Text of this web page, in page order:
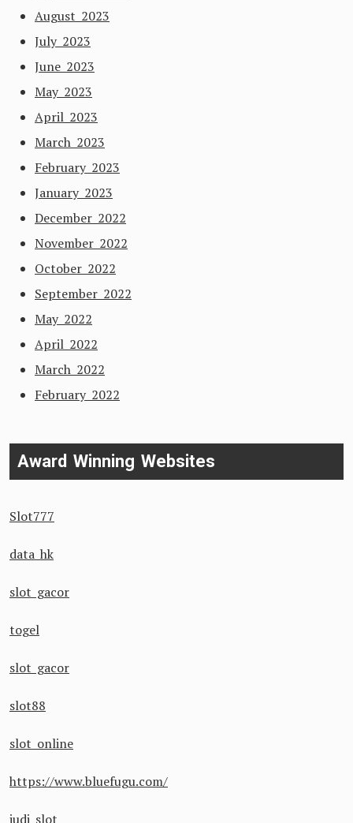
August 2023
July 2023
June 2023
May 2023
April 2023
March 2023
February 2023
January 2023
December 2022
November 2022
October 2022
September 2022
May 2022
April 2022
March 2022
February 2022
Award Winning Websites
Slot777
data hk
slot gacor
togel
slot gacor
slot88
slot online
https://www.bluefugu.com/
judi slot